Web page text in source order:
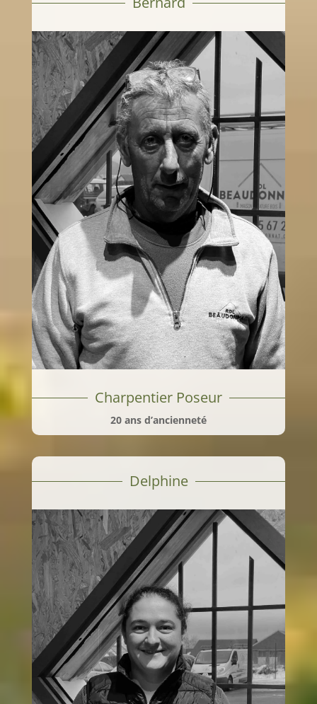
Charpentier Poseur
20 ans d’ancienneté
Delphine